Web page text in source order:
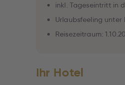
inkl. Tageseintritt in
Urlaubsfeeling unter
Reisezeitraum:
Ihr Hotel